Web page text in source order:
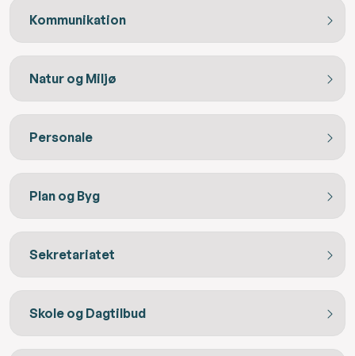
Kommunikation
Natur og Miljø
Personale
Plan og Byg
Sekretariatet
Skole og Dagtilbud